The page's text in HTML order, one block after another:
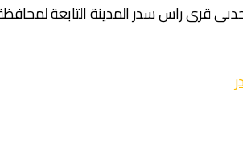
قرى راس سدر المدينة التابعة